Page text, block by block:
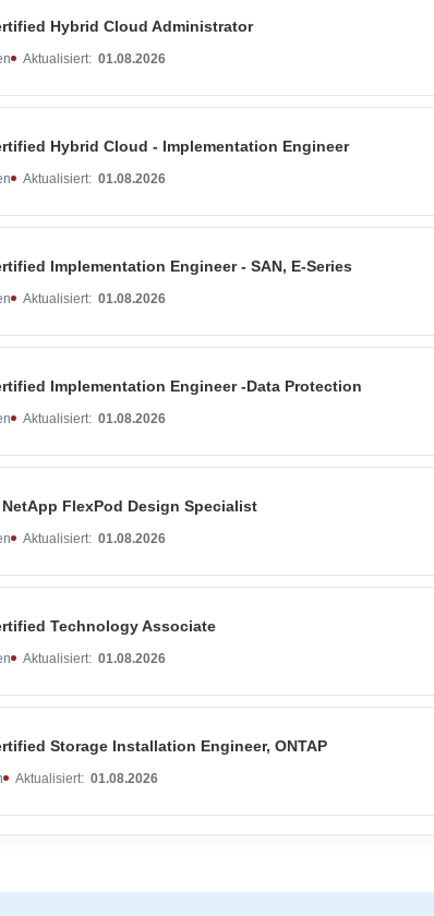
Hybrid Cloud Administrator
Aktualisiert: 01.08.2026
Hybrid Cloud - Implementation Engineer
Aktualisiert: 01.08.2026
Implementation Engineer - SAN, E-Series
Aktualisiert: 01.08.2026
Implementation Engineer -Data Protection
Aktualisiert: 01.08.2026
FlexPod Design Specialist
Aktualisiert: 01.08.2026
Technology Associate
Aktualisiert: 01.08.2026
Storage Installation Engineer, ONTAP
Aktualisiert: 01.08.2026